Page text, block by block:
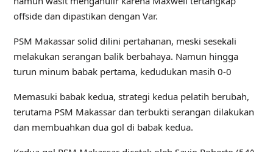
offside dan dipastikan dengan Var.
PSM Makassar solid dilini pertahanan, meski sesekali
melakukan serangan balik berbahaya. Namun hingga
turun minum babak pertama, kedudukan masih 0-0
Memasuki babak kedua, strategi kedua pelatih berubah,
terutama PSM Makassar dan terbukti serangan dilakukan
dan membuahkan dua gol di babak kedua.